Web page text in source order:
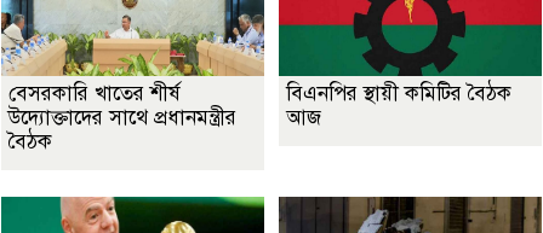
বেসরকারি খাতের শীর্ষ
উদ্যোক্তাদের সাথে প্রধানমন্ত্রীর
বৈঠক
বিএনপির স্থায়ী কমিটির বৈঠক
আজ